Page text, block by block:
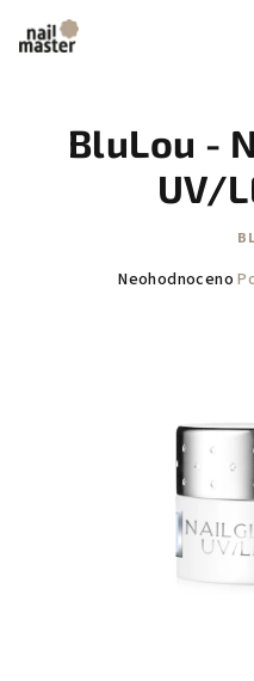
obsah
BluLou -
UV/
Průměrné
hvězdiček.
Neohodnoceno